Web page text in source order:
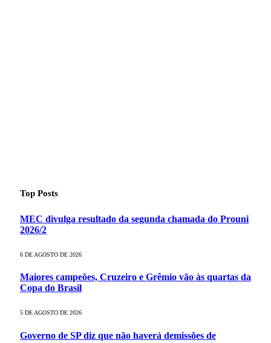
Top Posts
MEC divulga resultado da segunda chamada do Prouni
2026/2
6 DE AGOSTO DE 2026
Maiores campeões, Cruzeiro e Grêmio vão às quartas da
Copa do Brasil
5 DE AGOSTO DE 2026
Governo de SP diz que não haverá demissões de